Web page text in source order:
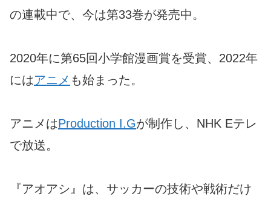
の連載中で、今は第33巻が発売中。
2020年に第65回小学館漫画賞を受賞、2022年
にはアニメ も始まった。
アニメはProduction I.Gが制作し、NHK Eテレ
で放送。
『アオアシ』は、サッカーの技術や戦術だけ